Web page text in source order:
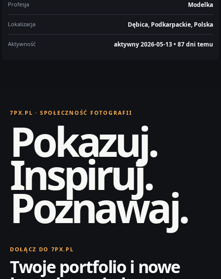
Profesja Modelka
Lokalizacja Dębica, Podkarpackie, Polska
Aktywność aktywny 2026-05-13 • 87 dni temu
7PX.PL · SPOŁECZNOŚĆ FOTOGRAFII
Pokazuj.
Inspiruj.
Poznawaj.
DOŁĄCZ DO 7PX.PL
Twoje portfolio i nowe